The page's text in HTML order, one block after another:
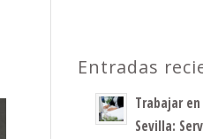
Entradas
Trabajar
Sevilla: